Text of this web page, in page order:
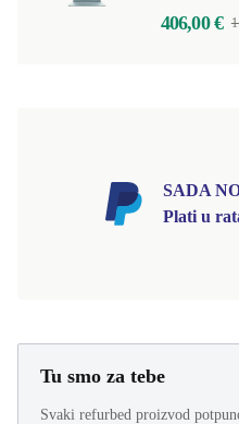
406,00 €
SADA
Plati u
Tu smo za tebe
Svaki refurbed proizvod